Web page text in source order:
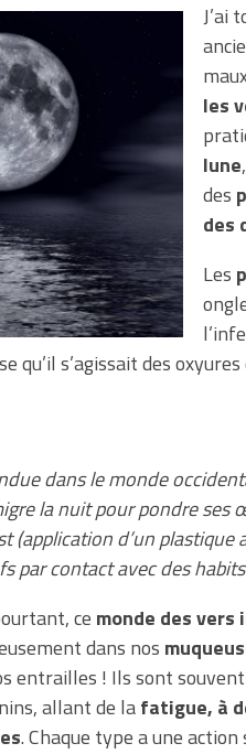
J’ai
les
lune
des
des
Les
qu’il s’agissait des
dans le monde
la nuit pour pondre
(application d’un
par contact avec des
ce monde des
dans nos
entrailles ! Ils sont
allant de lafatigue, à
. Chaque type a une